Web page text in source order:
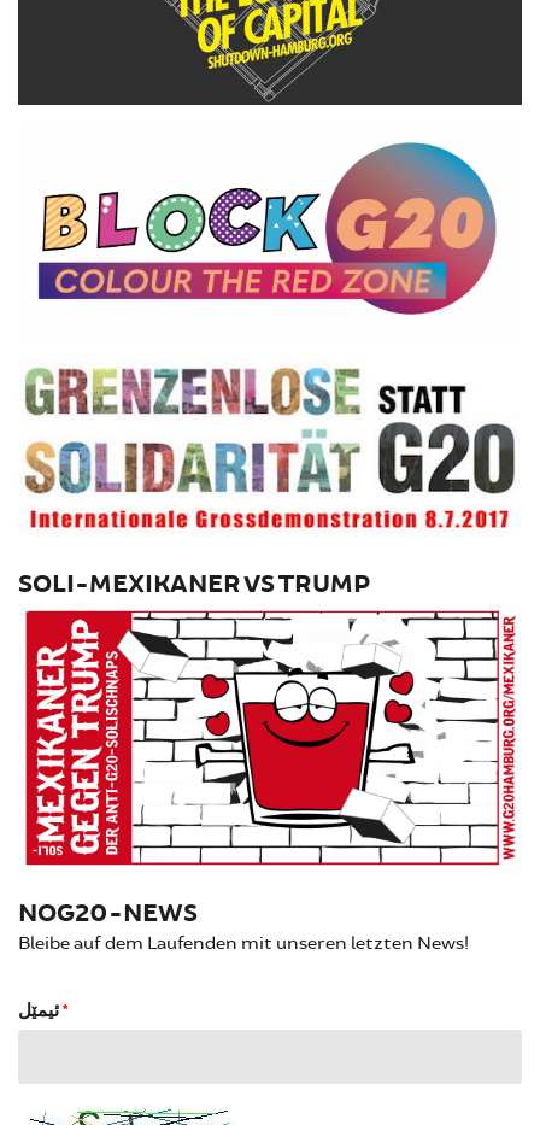
SOLI-MEXIKANER VS TRUMP
NOG20-NEWS
Bleibe auf dem Laufenden mit unseren letzten News!
*